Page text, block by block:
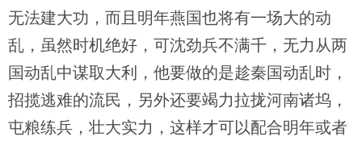
无法建大功，而且明年燕国也将有一场大的动
乱，虽然时机绝好，可沈劲兵不满千，无力从两
国动乱中谋取大利，他要做的是趁秦国动乱时，
招揽逃难的流民，另外还要竭力拉拢河南诸坞，
屯粮练兵，壮大实力，这样才可以配合明年或者